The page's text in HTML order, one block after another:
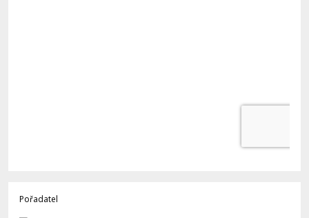
Pořadatel